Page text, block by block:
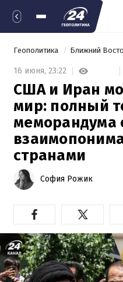
Геополитика Ближний
16 июня, 23:22
США и Иран
мир: полный
меморандума
странами
София Рожик